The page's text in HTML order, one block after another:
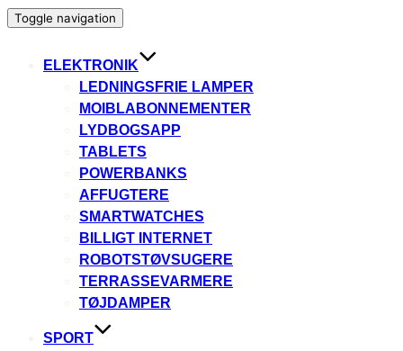
Toggle navigation
ELEKTRONIK
LEDNINGSFRIE LAMPER
MOIBLABONNEMENTER
LYDBOGSAPP
TABLETS
POWERBANKS
AFFUGTERE
SMARTWATCHES
BILLIGT INTERNET
ROBOTSTØVSUGERE
TERRASSEVARMERE
TØJDAMPER
SPORT